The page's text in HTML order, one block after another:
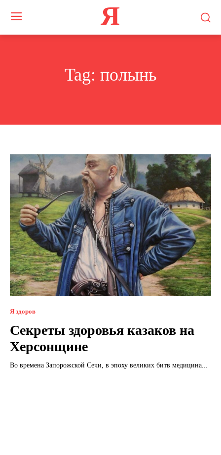
Я
Tag: полынь
Я здоров
Секреты здоровья казаков на
Херсонщине
Во времена Запорожской Сечи, в эпоху великих битв медицина...